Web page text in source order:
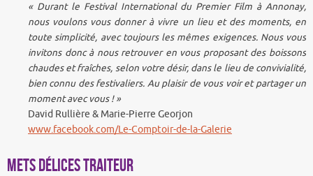
« Durant le Festival International du Premier Film à Annonay,
nous voulons vous donner à vivre un lieu et des moments, en
toute simplicité, avec toujours les mêmes exigences. Nous vous
invitons donc à nous retrouver en vous proposant des boissons
chaudes et fraîches, selon votre désir, dans le lieu de convivialité,
bien connu des festivaliers. Au plaisir de vous voir et partager un
moment avec vous ! »
David Rullière & Marie-Pierre Georjon
www.facebook.com/Le-Comptoir-de-la-Galerie
Mets Délices Traiteur